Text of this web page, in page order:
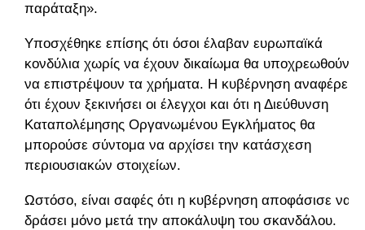
παράταξη».
Υποσχέθηκε επίσης ότι όσοι έλαβαν ευρωπαϊκά
κονδύλια χωρίς να έχουν δικαίωμα θα υποχρεωθούν
να επιστρέψουν τα χρήματα. Η κυβέρνηση αναφέρει
ότι έχουν ξεκινήσει οι έλεγχοι και ότι η Διεύθυνση
Καταπολέμησης Οργανωμένου Εγκλήματος θα
μπορούσε σύντομα να αρχίσει την κατάσχεση
περιουσιακών στοιχείων.
Ωστόσο, είναι σαφές ότι η κυβέρνηση αποφάσισε να
δράσει μόνο μετά την αποκάλυψη του σκανδάλου.